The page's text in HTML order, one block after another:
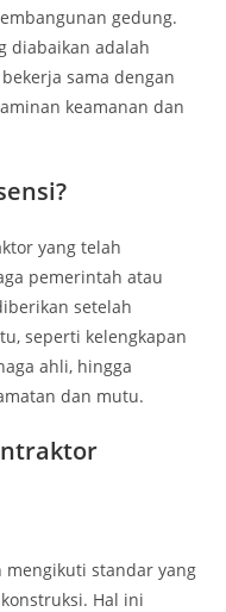
gedung.
diabaikan adalah
sama dengan
keamanan dan
yang telah
pemerintah atau
setelah
seperti kelengkapan
ahli, hingga
dan mutu.
standar yang
Hal ini